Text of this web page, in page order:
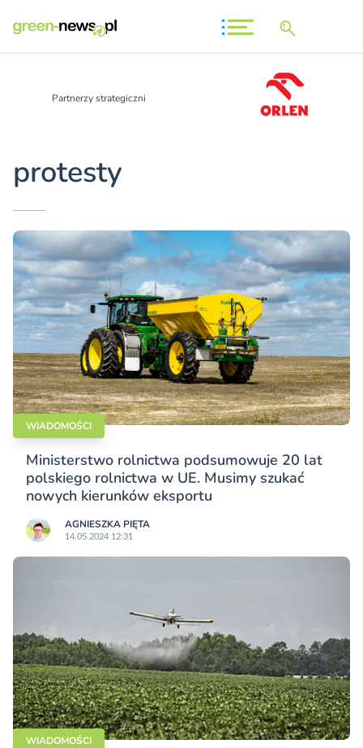
Partnerzy strategiczni
protesty
WIADOMOŚCI
Ministerstwo rolnictwa podsumowuje 20 lat
polskiego rolnictwa w UE. Musimy szukać
nowych kierunków eksportu
AGNIESZKA PIĘTA
14.05.2024 12:31
WIADOMOŚCI